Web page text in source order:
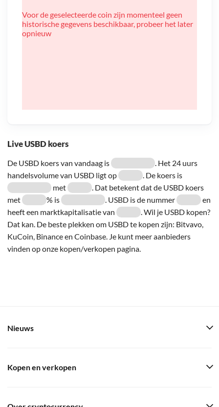
Live USBD koers
De USBD koers van vandaag is
. Het 24 uurs
handelsvolume van USBD ligt op
. De koers is
met
. Dat betekent dat de USBD koers
met
% is . USBD is de nummer
en
heeft een marktkapitalisatie van
. Wil je USBD kopen?
Dat kan. De beste plekken om USBD te kopen zijn: Bitvavo,
KuCoin, Binance en Coinbase. Je kunt meer aanbieders
vinden op onze kopen/verkopen pagina.
Voor de geselecteerde coin zijn momenteel geen
historische gegevens beschikbaar, probeer het later
opnieuw
Nieuws
Kopen en verkopen